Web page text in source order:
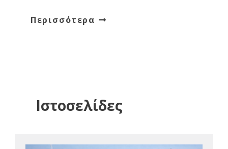
Περισσότερα
Ιστοσελίδες